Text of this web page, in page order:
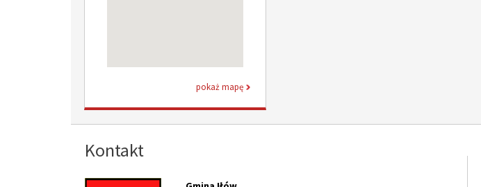
pokaż mapę
Kontakt